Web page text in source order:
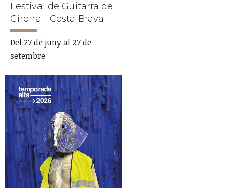
Festival de Guitarra de
Girona - Costa Brava
Del 27 de juny al 27 de
setembre